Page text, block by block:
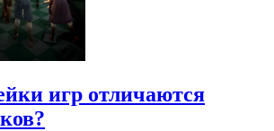
игр отличаются